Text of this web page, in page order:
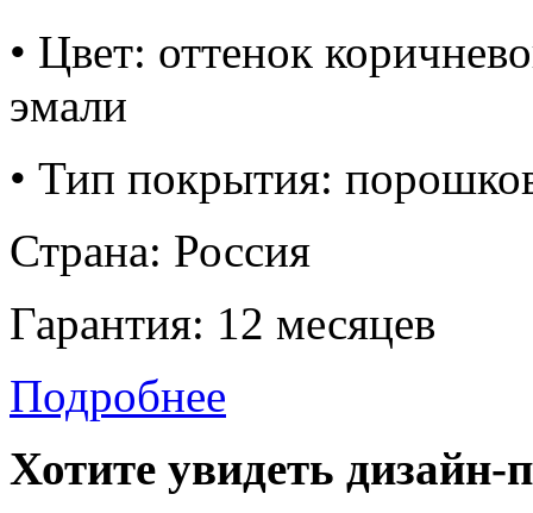
• Цвет: оттенок
эмали
• Тип покрытия:
Страна: Россия
Гарантия: 12 месяцев
Подробнее
Хотите увидеть дизайн-